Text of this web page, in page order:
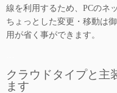
線を利用するため、PCのネ
ちょっとした変更・移動は
用が省く事ができます。
クラウドタイプと主
ます